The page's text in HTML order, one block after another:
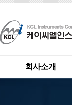
회사소개